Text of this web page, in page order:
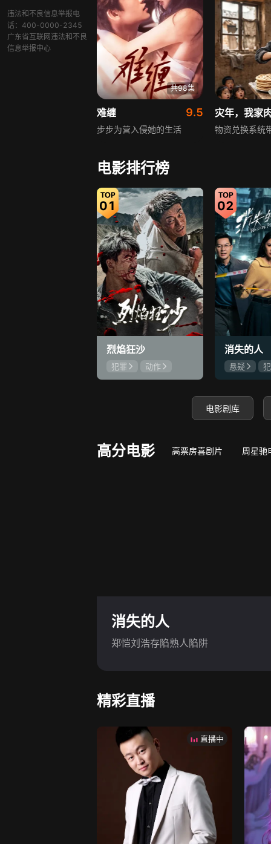
违法和不良信息举报电
话：400-0000-2345
广东省互联网违法和不良
信息举报中心
共98集
难缠 9.5
步步为营入侵她的生活
灾年，我家
物资兑换系统
共92集
若熙传 9.3
王丽坤深陷权力斗争 守底线，方能
电影排行榜
01
烈焰狂沙
犯罪
动作
刘俊孝
康磊
02
消失的人
悬疑
郑恺
电影剧库
高分电影 高票房喜剧片 周星驰
消失的人
郑恺刘浩存陷熟人陷阱
精彩直播
直播中